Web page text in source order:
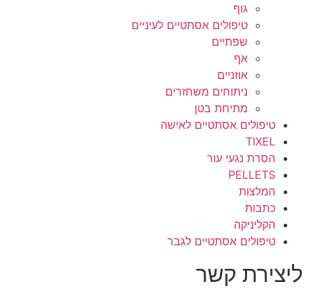
גוף
טיפולים אסתטיים לעיניים
שפתיים
אף
אוזניים
ניתוחים משחזרים
מתיחת בטן
טיפולים אסתטיים לאישה
TIXEL
הסרת נגעי עור
PELLETS
המלצות
כתבות
הקליניקה
טיפולים אסתטיים לגבר
ליצירת קשר